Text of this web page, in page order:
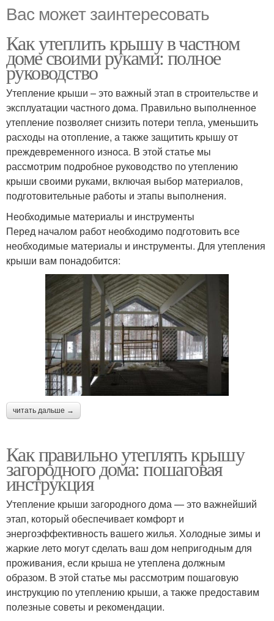
Вас может заинтересовать
Как утеплить крышу в частном
доме своими руками: полное
руководство
Утепление крыши – это важный этап в строительстве и
эксплуатации частного дома. Правильно выполненное
утепление позволяет снизить потери тепла, уменьшить
расходы на отопление, а также защитить крышу от
преждевременного износа. В этой статье мы
рассмотрим подробное руководство по утеплению
крыши своими руками, включая выбор материалов,
подготовительные работы и этапы выполнения.
Необходимые материалы и инструменты
Перед началом работ необходимо подготовить все
необходимые материалы и инструменты. Для утепления
крыши вам понадобится:
читать дальше →
Как правильно утеплять крышу
загородного дома: пошаговая
инструкция
Утепление крыши загородного дома — это важнейший
этап, который обеспечивает комфорт и
энергоэффективность вашего жилья. Холодные зимы и
жаркие лето могут сделать ваш дом непригодным для
проживания, если крыша не утеплена должным
образом. В этой статье мы рассмотрим пошаговую
инструкцию по утеплению крыши, а также предоставим
полезные советы и рекомендации.